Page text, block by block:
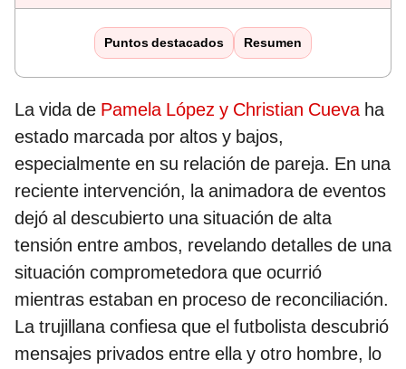
Puntos destacados Resumen
La vida de Pamela López y Christian Cuevaha
estado marcada por altos y bajos,
especialmente en su relación de pareja. En una
reciente intervención, la animadora de eventos
dejó al descubierto una situación de alta
tensión entre ambos, revelando detalles de una
situación comprometedora que ocurrió
mientras estaban en proceso de reconciliación.
La trujillana confiesa que el futbolista descubrió
mensajes privados entre ella y otro hombre, lo